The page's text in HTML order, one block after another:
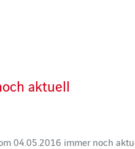
aktuell
04.05.2016 immer noch